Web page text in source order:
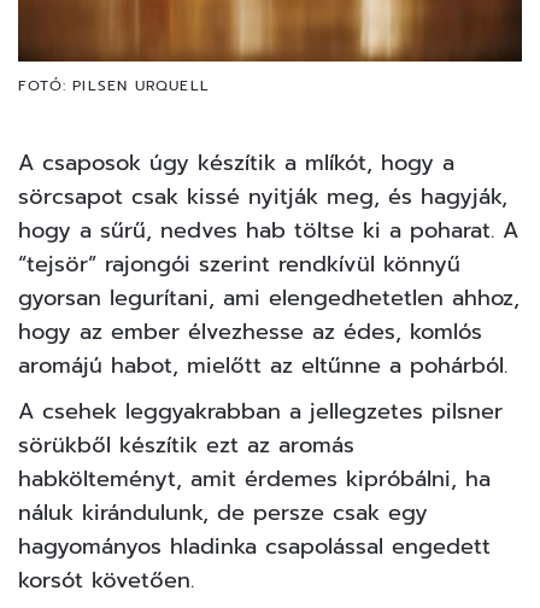
FOTÓ: PILSEN URQUELL
A csaposok úgy készítik a mlíkót, hogy a
sörcsapot csak kissé nyitják meg, és hagyják,
hogy a sűrű, nedves hab töltse ki a poharat. A
“tejsör” rajongói szerint rendkívül könnyű
gyorsan legurítani, ami elengedhetetlen ahhoz,
hogy az ember élvezhesse az édes, komlós
aromájú habot, mielőtt az eltűnne a pohárból.
A csehek leggyakrabban a jellegzetes pilsner
sörükből készítik ezt az aromás
habkölteményt, amit érdemes kipróbálni, ha
náluk kirándulunk, de persze csak egy
hagyományos hladinka csapolással engedett
korsót követően.